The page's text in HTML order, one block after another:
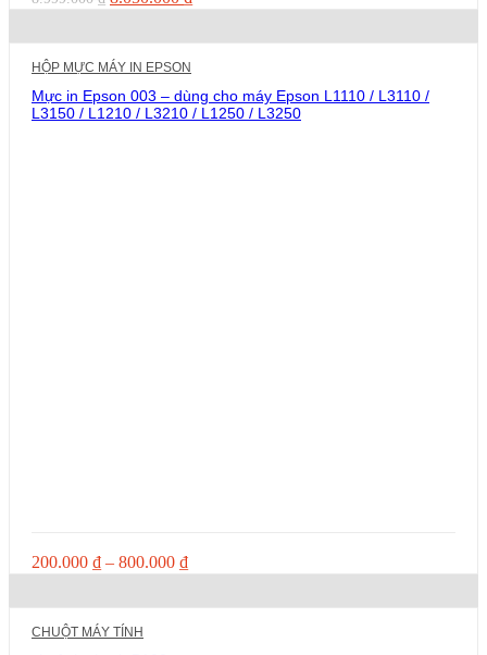
8.999.000 ₫.
HỘP MỰC MÁY IN EPSON
Mực in Epson 003 – dùng cho máy Epson L1110 / L3110 /
L3150 / L1210 / L3210 / L1250 / L3250
200.000 ₫ – 800.000 ₫Khoảng
CHUỘT MÁY TÍNH